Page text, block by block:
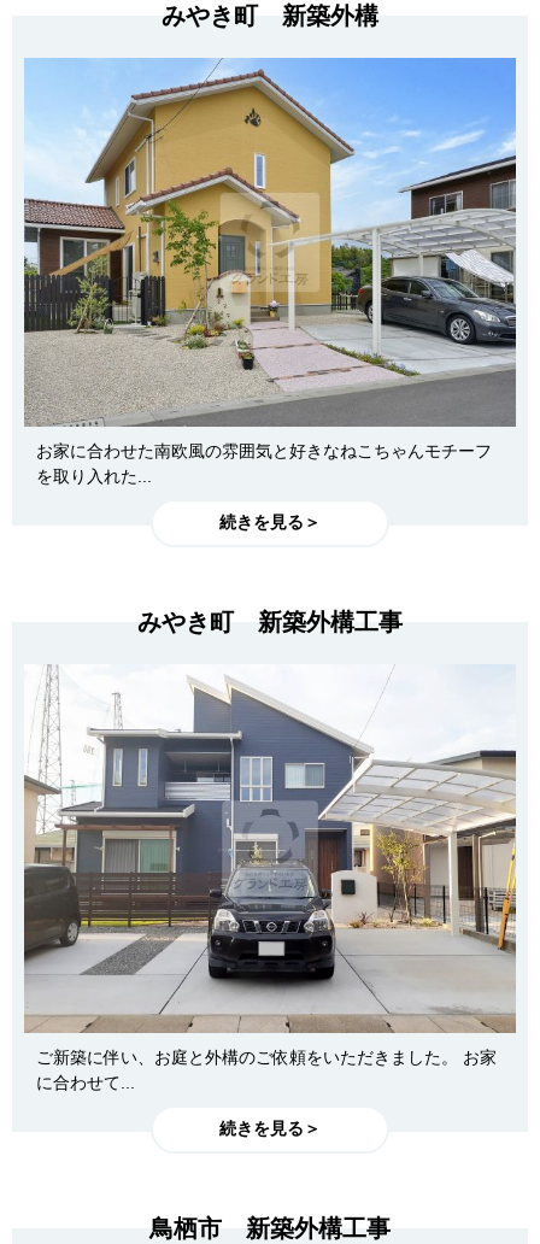
みやき町 新築外構
お家に合わせた南欧風の雰囲気と好きなねこちゃんモチーフ
を取り入れた...
続きを見る＞
みやき町 新築外構工事
ご新築に伴い、お庭と外構のご依頼をいただきました。 お家
に合わせて...
続きを見る＞
鳥栖市 新築外構工事